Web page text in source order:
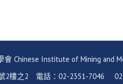
Chinese Institute of Mining and
2樓之2 電話：02-2351-7046